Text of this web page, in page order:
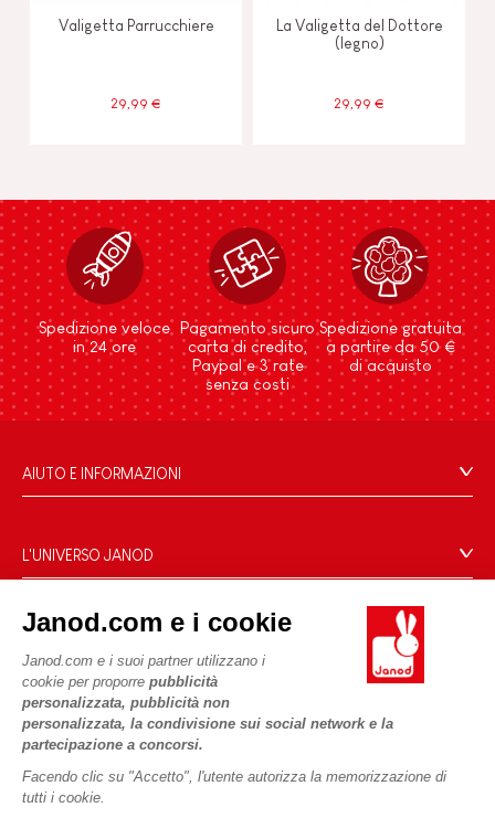
Janod.com e i cookie
Janod.com e i suoi partner utilizzano i
cookie per proporre pubblicità
personalizzata, pubblicità non
personalizzata, la condivisione sui social network e la
partecipazione a concorsi.
Facendo clic su "Accetto", l'utente autorizza la memorizzazione di
tutti i cookie.
Valigetta Parrucchiere
29,99 €
La Valigetta del Dottore
(legno)
29,99 €
Spedizione veloce
in 24 ore
Pagamento sicuro
carta di credito,
Paypal e 3 rate
senza costi
Spedizione gratuita
a partire da 50 €
di acquisto
AIUTO E INFORMAZIONI
Domande Frequenti
Contatti
Negozi
Termini delle offerte
Dati personali
Cookies
Termini delle offerte
L'UNIVERSO JANOD
Le nostre attività
Impegni di RSI
Cos'è FSC®?
I NOSTRI SERVIZI
Pagamento
Acquista ora, paga dopo
Spedizione
Video
Regole di gioco e istruzioni
PROFESSIONALE
Contatti stampa
SEGUICI